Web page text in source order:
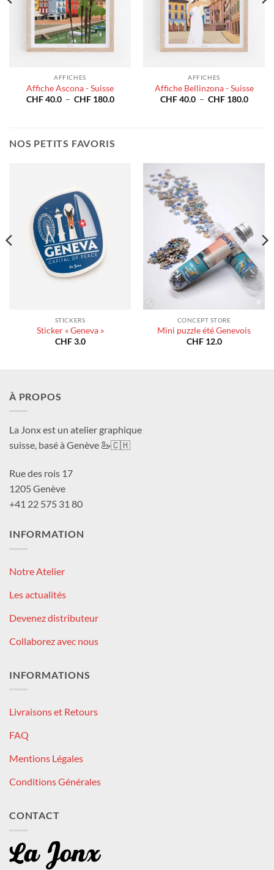
AFFICHES
Affiche Ascona - Suisse
CHF40.0 – CHF180.0Plage
CHF 180.0
AFFICHES
Affiche Bellinzona - Suisse
CHF40.0 – CHF180.0Plage
NOS PETITS FAVORIS
STICKERS
Sticker « Geneva »
CHF3.0
CONCEPT STORE
Mini puzzle été Genevois
CHF12.0
À PROPOS
La Jonx est un atelier graphique
suisse, basé à Genève 🦢🇨🇭
Rue des rois 17
1205 Genève
+41 22 575 31 80
INFORMATION
Notre Atelier
Les actualités
Devenez distributeur
Collaborez avec nous
INFORMATIONS
Livraisons et Retours
FAQ
Mentions Légales
Conditions Générales
CONTACT